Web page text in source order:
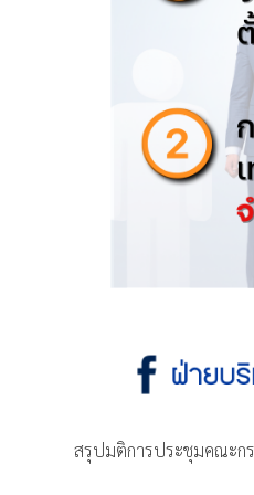
สรุปมติการประชุมคณะก